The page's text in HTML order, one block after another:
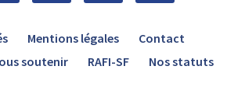
Mentions légales
Contact
soutenir RAFI-SF Nos statuts